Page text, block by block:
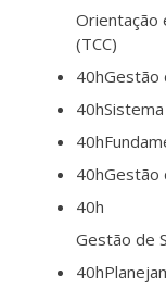
Orientação
(TCC)
40hGestão
40h
40h
40hGestão
40h
Gestão de
40h